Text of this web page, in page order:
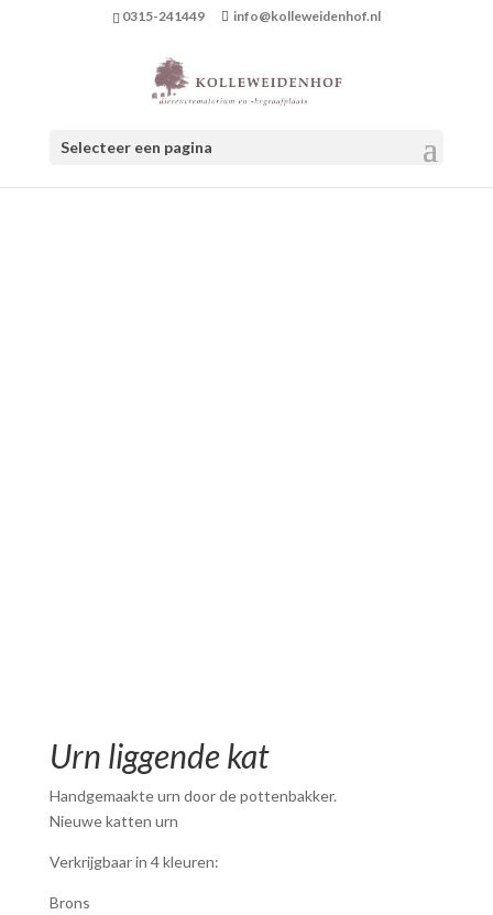
0315-241449 info@kolleweidenhof.nl
Selecteer een pagina
Urn liggende kat
Handgemaakte urn door de pottenbakker.
Nieuwe katten urn
Verkrijgbaar in 4 kleuren:
Brons